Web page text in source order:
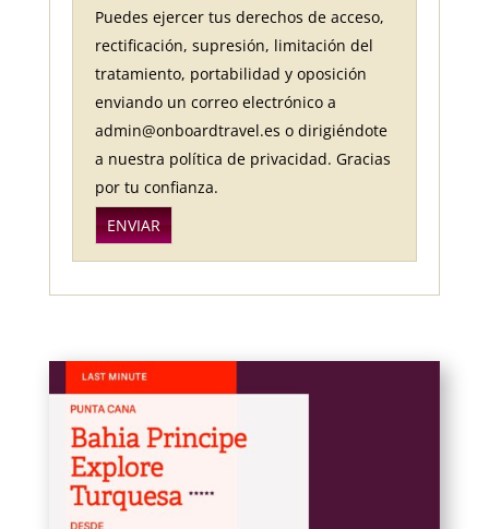
Puedes ejercer tus derechos de acceso,
rectificación, supresión, limitación del
tratamiento, portabilidad y oposición
enviando un correo electrónico a
admin@onboardtravel.es o dirigiéndote
a nuestra política de privacidad. Gracias
por tu confianza.